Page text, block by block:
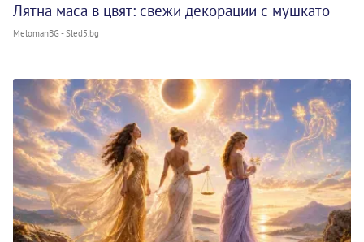
Лятна маса в цвят: свежи декорации с мушкато
MelomanBG - Sled5.bg